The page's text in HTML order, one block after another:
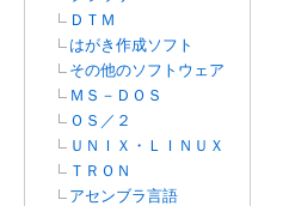
ＤＴＭ
はがき作成ソフト
その他のソフトウェア
ＭＳ－ＤＯＳ
ＯＳ／２
ＵＮＩＸ・ＬＩＮＵＸ
ＴＲＯＮ
アセンブラ言語